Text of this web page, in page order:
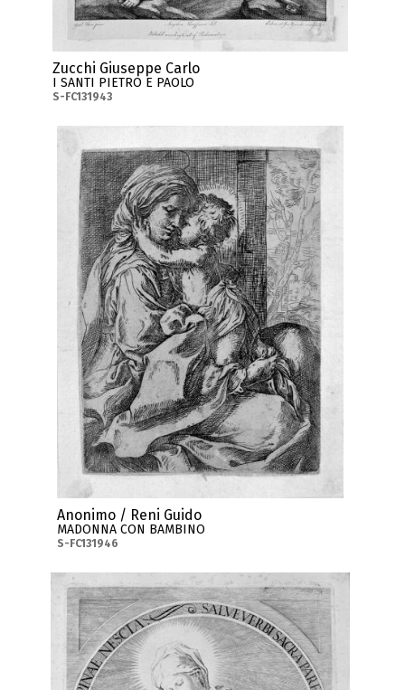
Zucchi Giuseppe Carlo
I SANTI PIETRO E PAOLO
S-FC131943
Anonimo / Reni Guido
MADONNA CON BAMBINO
S-FC131946